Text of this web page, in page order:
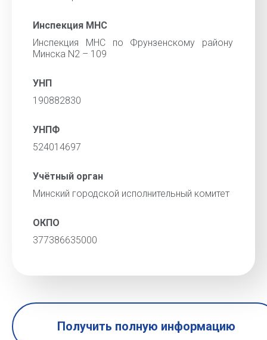
Инспекция МНС
Инспекция МНС по Фрунзенскому району
Минска N2 – 109
УНП
190882830
УНПФ
524014697
Учётный орган
Минский городской исполнительный комитет
ОКПО
377386635000
Получить полную информацию